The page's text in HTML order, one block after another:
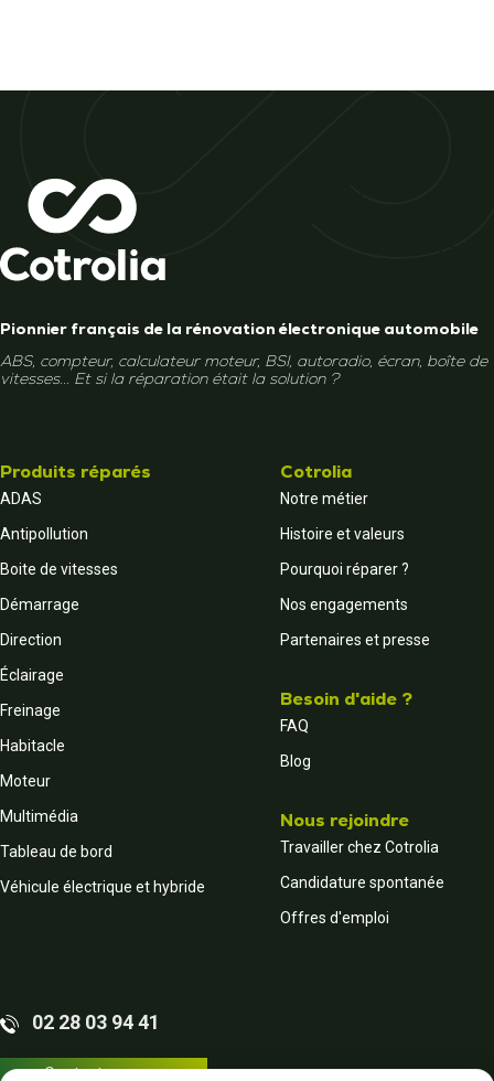
Pionnier français de la rénovation électronique automobile
ABS, compteur, calculateur moteur, BSI, autoradio, écran, boîte de
vitesses... Et si la réparation était la solution ?
Produits réparés
ADAS
Antipollution
Boite de vitesses
Démarrage
Direction
Éclairage
Freinage
Habitacle
Moteur
Multimédia
Tableau de bord
Véhicule électrique et hybride
Cotrolia
Notre métier
Histoire et valeurs
Pourquoi réparer ?
Nos engagements
Partenaires et presse
Besoin d'aide ?
FAQ
Blog
Nous rejoindre
Travailler chez Cotrolia
Candidature spontanée
Offres d'emploi
02 28 03 94 41
Contactez-nous